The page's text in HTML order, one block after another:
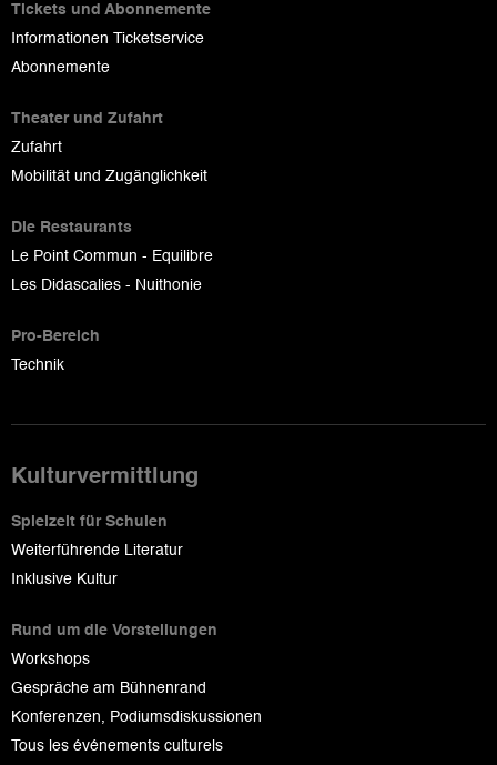
Tickets und Abonnemente
Informationen Ticketservice
Abonnemente
Theater und Zufahrt
Zufahrt
Mobilität und Zugänglichkeit
Die Restaurants
Le Point Commun - Equilibre
Les Didascalies - Nuithonie
Pro-Bereich
Technik
Kulturvermittlung
Spielzeit für Schulen
Weiterführende Literatur
Inklusive Kultur
Rund um die Vorstellungen
Workshops
Gespräche am Bühnenrand
Konferenzen, Podiumsdiskussionen
Tous les événements culturels